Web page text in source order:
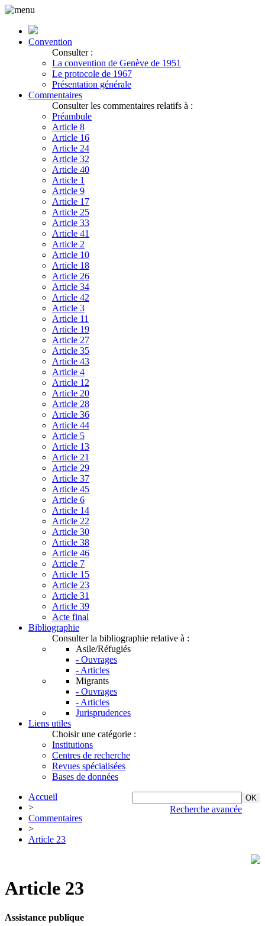
Convention
Consulter :
La convention de Genève de 1951
Le protocole de 1967
Présentation générale
Commentaires
Consulter les commentaires relatifs à :
Préambule
Article 8
Article 16
Article 24
Article 32
Article 40
Article 1
Article 9
Article 17
Article 25
Article 33
Article 41
Article 2
Article 10
Article 18
Article 26
Article 34
Article 42
Article 3
Article 11
Article 19
Article 27
Article 35
Article 43
Article 4
Article 12
Article 20
Article 28
Article 36
Article 44
Article 5
Article 13
Article 21
Article 29
Article 37
Article 45
Article 6
Article 14
Article 22
Article 30
Article 38
Article 46
Article 7
Article 15
Article 23
Article 31
Article 39
Acte final
Bibliographie
Consulter la bibliographie relative à :
Asile/Réfugiés
- Ouvrages
- Articles
Migrants
- Ouvrages
- Articles
Jurisprudences
Liens utiles
Choisir une catégorie :
Institutions
Centres de recherche
Revues spécialisées
Bases de données
Recherche avancée
Accueil
>
Commentaires
>
Article 23
Article 23
Assistance publique